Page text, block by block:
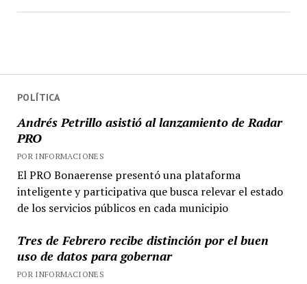
POLÍTICA
Andrés Petrillo asistió al lanzamiento de Radar
PRO
POR INFORMACIONES
El PRO Bonaerense presentó una plataforma
inteligente y participativa que busca relevar el estado
de los servicios públicos en cada municipio
Tres de Febrero recibe distinción por el buen
uso de datos para gobernar
POR INFORMACIONES